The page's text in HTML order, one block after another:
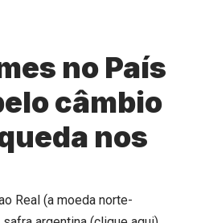
no País
câmbio
nos
Real (a moeda norte-